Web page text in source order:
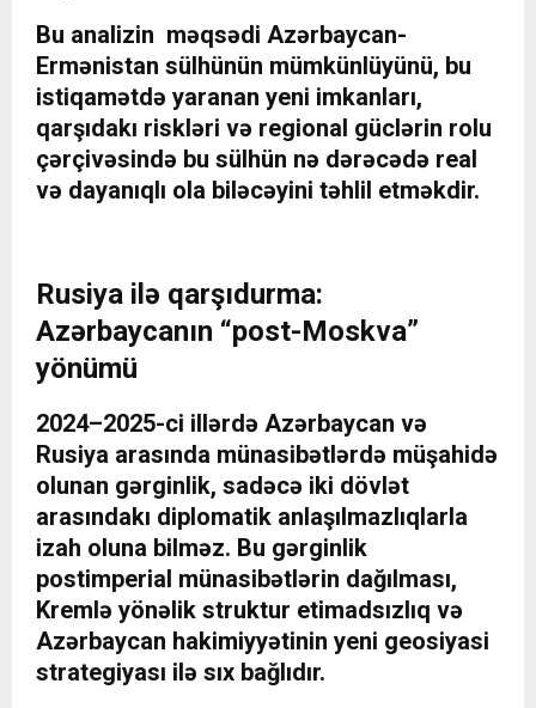
Bu analizin məqsədi Azərbaycan-
Ermənistan sülhünün mümkünlüyünü, bu
istiqamətdə yaranan yeni imkanları,
qarşıdakı riskləri və regional güclərin rolu
çərçivəsində bu sülhün nə dərəcədə real
və dayanıqlı ola biləcəyini təhlil etməkdir.
Rusiya ilə qarşıdurma:
Azərbaycanın “post-Moskva”
yönümü
2024–2025-ci illərdə Azərbaycan və
Rusiya arasında münasibətlərdə müşahidə
olunan gərginlik, sadəcə iki dövlət
arasındakı diplomatik anlaşılmazlıqlarla
izah oluna bilməz. Bu gərginlik
postimperial münasibətlərin dağılması,
Kremlə yönəlik struktur etimadsızlıq və
Azərbaycan hakimiyyətinin yeni geosiyasi
strategiyası ilə sıx bağlıdır.